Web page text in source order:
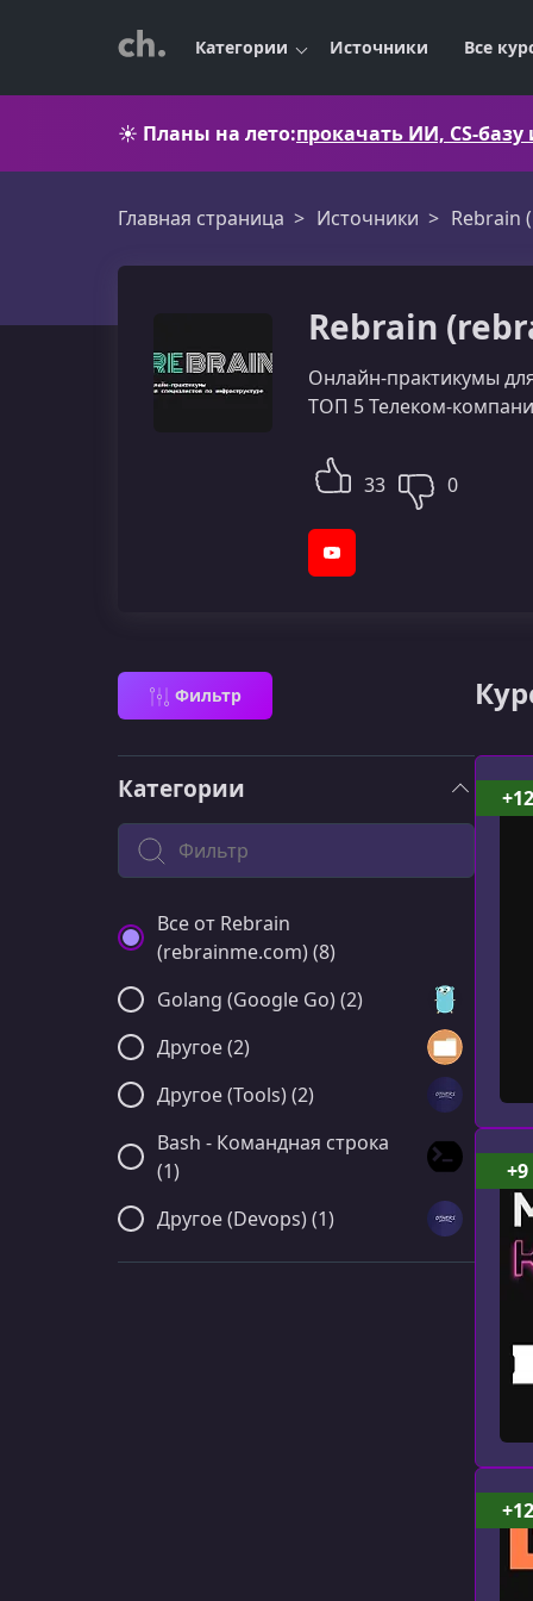
Категории Источники Все
☀️ Планы на лето:прокачать ИИ, CS-
Главная страница Источники Rebrain
Rebrain
Онлайн-практикумы
ТОП 5 Телеком-
33 0
YouTube
Фильтр
Категории
Поиск по категории
Все от Rebrain
(rebrainme.com) (8)
Golang (Google Go) (2)
Другое (2)
Другое (Tools) (2)
Bash - Командная строка
(1)
Другое (Devops) (1)
+12
+9
+12